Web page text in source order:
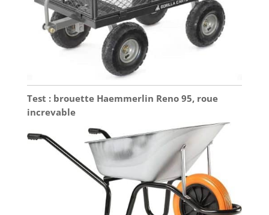
Test : brouette Haemmerlin Reno 95, roue
increvable